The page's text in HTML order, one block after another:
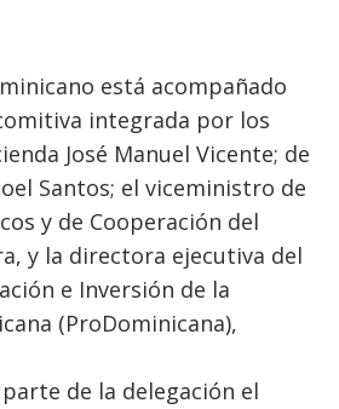
está acompañado
integrada por los
José Manuel Vicente; de
Santos; el viceministro de
y de Cooperación del
y la directora ejecutiva del
e Inversión de la
(ProDominicana),
de la delegación el